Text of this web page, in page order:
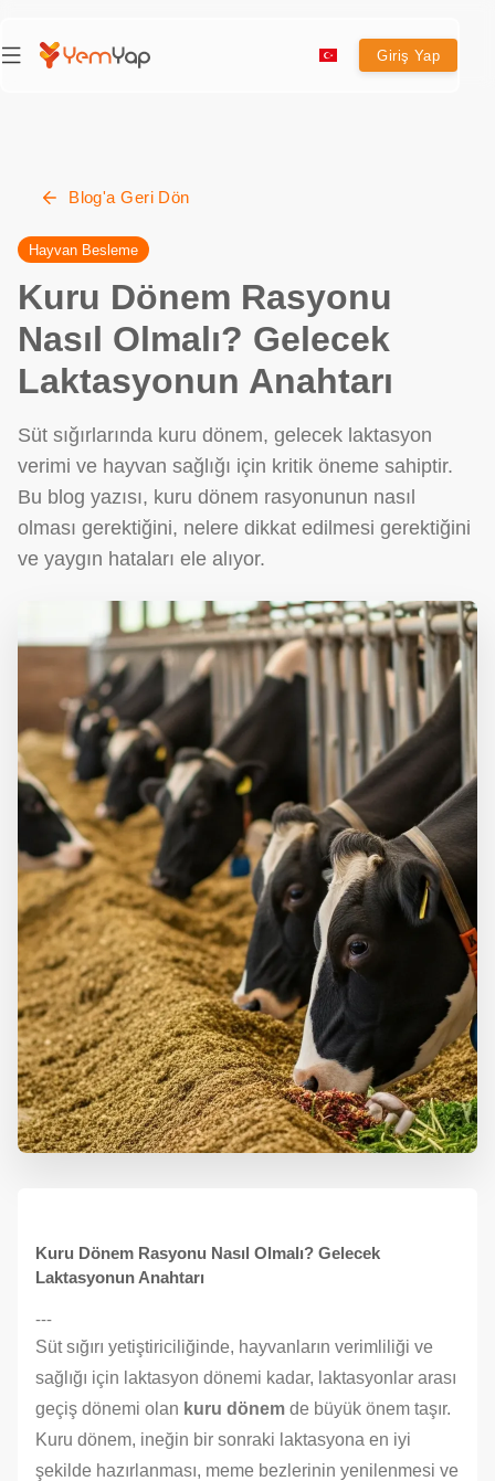
Giriş Yap
Blog'a Geri Dön
Hayvan Besleme
Kuru Dönem Rasyonu
Nasıl Olmalı? Gelecek
Laktasyonun Anahtarı
Süt sığırlarında kuru dönem, gelecek laktasyon
verimi ve hayvan sağlığı için kritik öneme sahiptir.
Bu blog yazısı, kuru dönem rasyonunun nasıl
olması gerektiğini, nelere dikkat edilmesi gerektiğini
ve yaygın hataları ele alıyor.
Kuru Dönem Rasyonu Nasıl Olmalı? Gelecek
Laktasyonun Anahtarı
---
Süt sığırı yetiştiriciliğinde, hayvanların verimliliği ve
sağlığı için laktasyon dönemi kadar, laktasyonlar arası
geçiş dönemi olan kuru dönem de büyük önem taşır.
Kuru dönem, ineğin bir sonraki laktasyona en iyi
şekilde hazırlanması, meme bezlerinin yenilenmesi ve